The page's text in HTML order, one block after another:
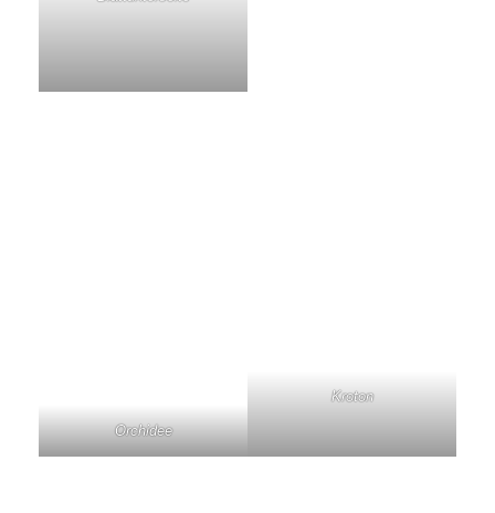
Orchidee
Kroton